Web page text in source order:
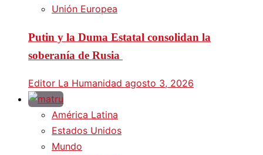
Unión Europea
Putin y la Duma Estatal consolidan la
soberanía de Rusia
Editor La Humanidad agosto 3, 2026
América Latina
Estados Unidos
Mundo